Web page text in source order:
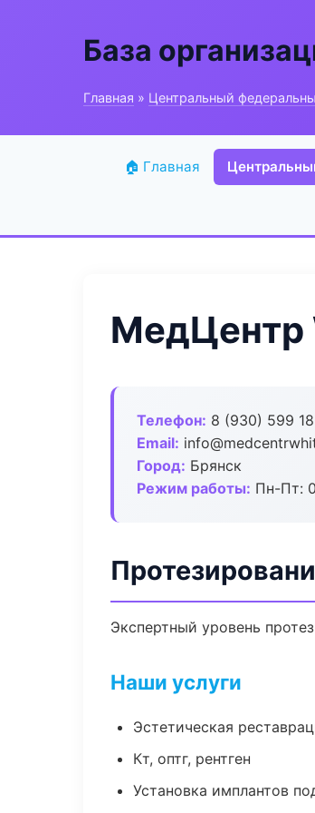
База
Главная » Центральный
🏠 Главная
МедЦентр
Телефон: 8 (930) 599
Email:
Город: Брянск
Режим работы: Пн-Пт:
Экспертный уровень
Наши услуги
Эстетическая
Кт, оптг, рентген
Установка имплантов